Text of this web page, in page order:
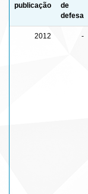
publicação
de
defesa
2012 -